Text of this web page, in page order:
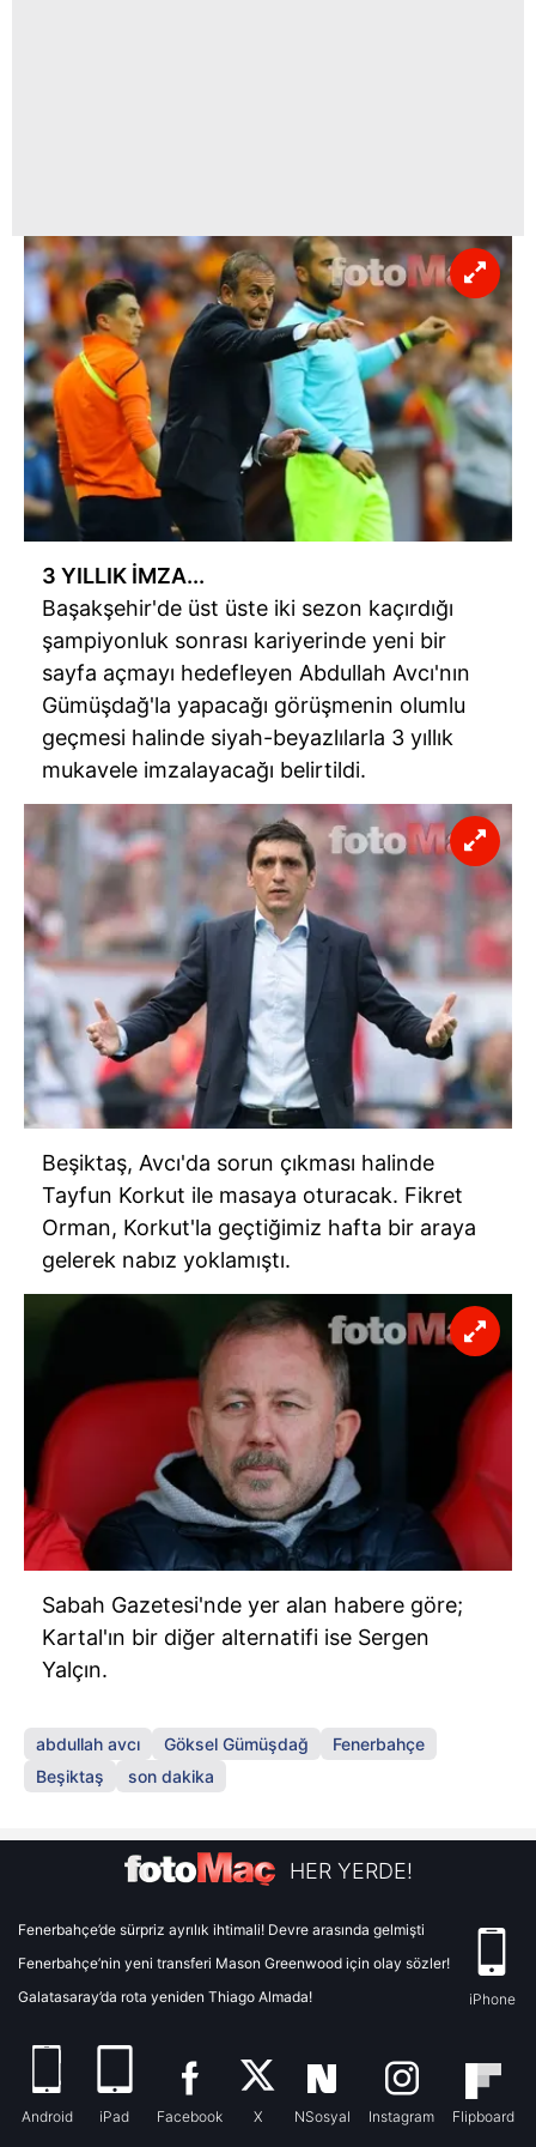
ilgili mevzuata uygun olarak kullanılan çerezlerle ilgili bilgi
almak için lütfentıklayınız.
3 YILLIK İMZA...
Başakşehir'de üst üste iki sezon kaçırdığı
şampiyonluk sonrası kariyerinde yeni bir
sayfa açmayı hedefleyen Abdullah Avcı'nın
Gümüşdağ'la yapacağı görüşmenin olumlu
geçmesi halinde siyah-beyazlılarla 3 yıllık
mukavele imzalayacağı belirtildi.
Beşiktaş, Avcı'da sorun çıkması halinde
Tayfun Korkut ile masaya oturacak. Fikret
Orman, Korkut'la geçtiğimiz hafta bir araya
gelerek nabız yoklamıştı.
Sabah Gazetesi'nde yer alan habere göre;
Kartal'ın bir diğer alternatifi ise Sergen
Yalçın.
abdullah avcı Göksel Gümüşdağ
Fenerbahçe
Beşiktaş
son dakika
HER YERDE!
Fenerbahçe’de sürpriz ayrılık ihtimali! Devre arasında gelmişti
Fenerbahçe’nin yeni transferi Mason Greenwood için olay sözler!
Galatasaray’da rota yeniden Thiago Almada!
iPhone
Android iPad Facebook X NSosyal Instagram Flipboard